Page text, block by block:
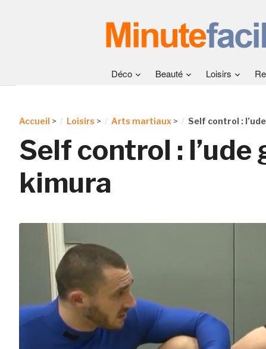
Déco Beauté Loisirs
Accueil > Loisirs > Arts martiaux> Self control :
Self control : l’ude
kimura